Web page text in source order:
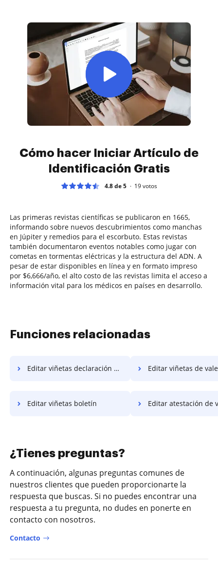
Cómo hacer Iniciar Artículo de
Identificación Gratis
4.8 de 5 19votos
Las primeras revistas científicas se publicaron en 1665,
informando sobre nuevos descubrimientos como manchas
en Júpiter y remedios para el escorbuto. Estas revistas
también documentaron eventos notables como jugar con
cometas en tormentas eléctricas y la estructura del ADN. A
pesar de estar disponibles en línea y en formato impreso
por $6,666/año, el alto costo de las revistas limita el acceso a
información vital para los médicos en países en desarrollo.
Funciones relacionadas
Editar viñetas declaración de trabajo Editar viñetas de vale
Editar viñetas boletín Editar atestación de
¿Tienes preguntas?
A continuación, algunas preguntas comunes de
nuestros clientes que pueden proporcionarte la
respuesta que buscas. Si no puedes encontrar una
respuesta a tu pregunta, no dudes en ponerte en
contacto con nosotros.
Contacto